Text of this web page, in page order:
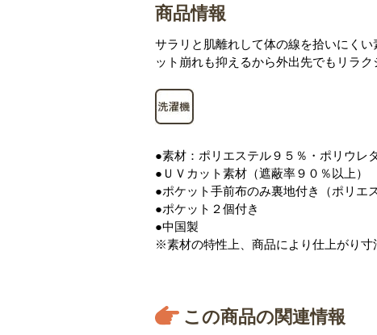
商品情報
サラリと肌離れして体の線を拾いにく
ット崩れも抑えるから外出先でもリラ
●素材：ポリエステル９５％・ポリウレ
●ＵＶカット素材（遮蔽率９０％以上）
●ポケット手前布のみ裏地付き（ポリエ
●ポケット２個付き
●中国製
※素材の特性上、商品により仕上がり寸
この商品の関連情報